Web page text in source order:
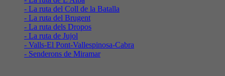
- La ruta del Coll de la Batalla
- La ruta del Brugent
- La ruta dels Dropos
- La ruta de Jujol
- Valls-El Pont-Vallespinosa-Cabra
- Senderons de Miramar